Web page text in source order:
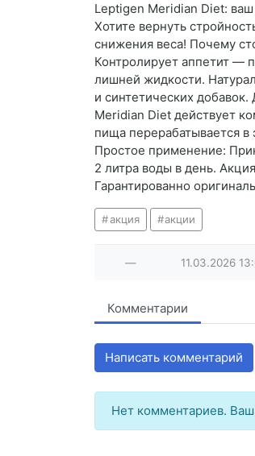
Leptigen Meridian Diet:
Хотите вернуть
снижения веса! Почему
Контролирует аппетит —
лишней жидкости.
и синтетических
Meridian Diet действует
пища перерабатывается
Простое применение:
2 литра воды в день.
Гарантированно
акция акции
— 11.03.2026
Комментарии
Написать комментарий
Нет комментариев.